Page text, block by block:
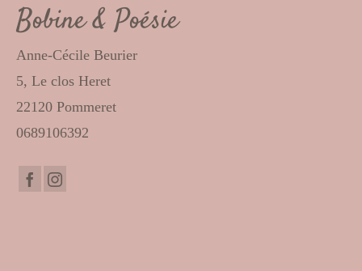
Bobine & Poésie
Anne-Cécile Beurier
5, Le clos Heret
22120 Pommeret
0689106392